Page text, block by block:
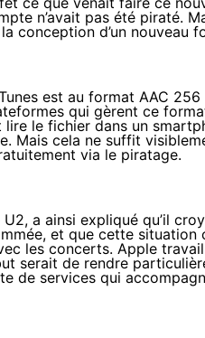
n’avait pas été piraté.
conception d’un nouveau
est au format AAC
qui gèrent ce
le fichier dans un
Mais cela ne suffit
via le piratage.
a ainsi expliqué qu’il
et que cette situation
les concerts. Apple
serait de rendre
de services qui